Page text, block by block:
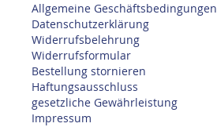
Allgemeine Geschäftsbedingungen
Datenschutzerklärung
Widerrufsbelehrung
Widerrufsformular
Bestellung stornieren
Haftungsausschluss
gesetzliche Gewährleistung
Impressum